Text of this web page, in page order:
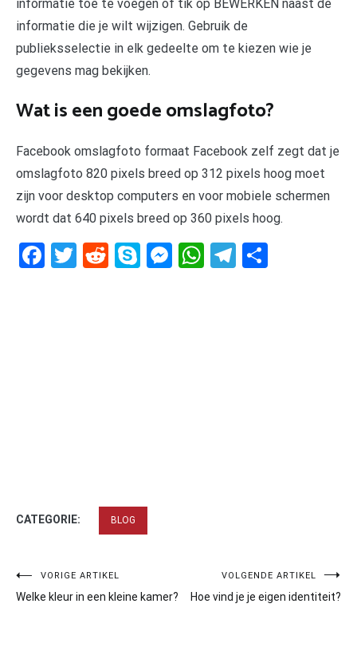
informatie toe te voegen of tik op BEWERKEN naast de
informatie die je wilt wijzigen. Gebruik de
publieksselectie in elk gedeelte om te kiezen wie je
gegevens mag bekijken.
Wat is een goede omslagfoto?
Facebook omslagfoto formaat Facebook zelf zegt dat je
omslagfoto 820 pixels breed op 312 pixels hoog moet
zijn voor desktop computers en voor mobiele schermen
wordt dat 640 pixels breed op 360 pixels hoog.
Facebook
Twitter
RedditSkypeMessenger
WhatsApp
Telegram
CATEGORIE: BLOG
Bericht
navigatie
VORIGE ARTIKEL
Welke kleur in een kleine kamer?
VOLGENDE ARTIKEL
Hoe vind je je eigen identiteit?